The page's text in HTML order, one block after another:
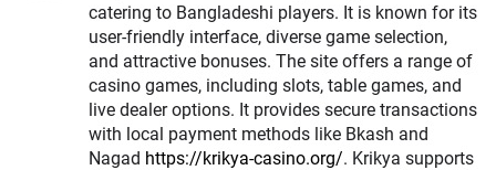
catering to Bangladeshi players. It is known for its
user-friendly interface, diverse game selection,
and attractive bonuses. The site offers a range of
casino games, including slots, table games, and
live dealer options. It provides secure transactions
with local payment methods like Bkash and
Nagad https://krikya-casino.org/. Krikya supports